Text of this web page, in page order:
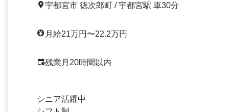
宇都宮市 徳次郎町 / 宇都宮駅 車30分
月給21万円〜22.2万円
残業月20時間以内
シニア活躍中